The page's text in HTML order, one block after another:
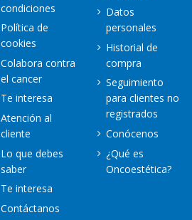
condiciones
Política de
cookies
Colabora contra
el cancer
Te interesa
Atención al
cliente
Lo que debes
saber
Te interesa
Contáctanos
Datos
personales
Historial de
compra
Seguimiento
para clientes no
registrados
Conócenos
¿Qué es
Oncoestética?